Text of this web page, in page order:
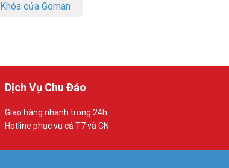
Khóa cửa Goman
Dịch Vụ Chu Đáo
Giao hàng nhanh trong 24h
Hotline phục vụ cả T7 và CN